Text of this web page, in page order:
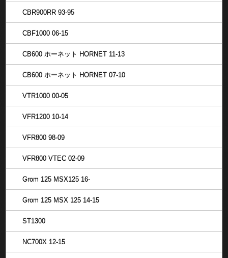
CBR900RR 93-95
CBF1000 06-15
CB600 ホーネット HORNET 11-13
CB600 ホーネット HORNET 07-10
VTR1000 00-05
VFR1200 10-14
VFR800 98-09
VFR800 VTEC 02-09
Grom 125 MSX125 16-
Grom 125 MSX 125 14-15
ST1300
NC700X 12-15